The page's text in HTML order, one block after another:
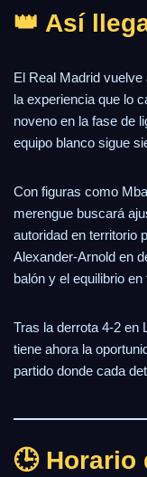
👑 Así
El Real Madrid
la experiencia que lo
noveno en la fase de
equipo blanco sigue
Con figuras como
merengue buscará
autoridad en territorio
Alexander-Arnold en
balón y el equilibrio en
Tras la derrota 4-2 en
tiene ahora la
partido donde cada
🕒 Horario